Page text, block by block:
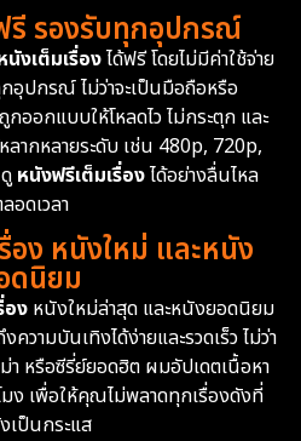
16
61
216
360
327
9
รี รองรับทุกอุปกรณ์
นังเต็มเรื่องได้ฟรี โดยไม่มีค่าใช้จ่าย
อุปกรณ์ ไม่ว่าจะเป็นมือถือหรือ
ออกแบบให้โหลดไว ไม่กระตุก และ
ลากหลายระดับ เช่น 480p, 720p,
หนังฟรีเต็มเรื่องได้อย่างลื่นไหล
อดเวลา
อง หนังใหม่ และหนัง
ดนิยม
อง หนังใหม่ล่าสุด และหนังยอดนิยม
ความบันเทิงได้ง่ายและรวดเร็ว ไม่ว่า
หรือซีรี่ย์ยอดฮิต ผมอัปเดตเนื้อหา
ง เพื่อให้คุณไม่พลาดทุกเรื่องดังที่
เป็นกระแส